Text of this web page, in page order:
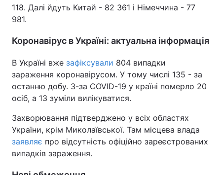
118. Далі йдуть Китай - 82 361 і Німеччина - 77
981.
Коронавірус в Україні: актуальна інформація
В Україні вже зафіксували 804 випадки
зараження коронавірусом. У тому числі 135 - за
останню добу. З-за COVID-19 у країні померло 20
осіб, а 13 зуміли вилікуватися.
Захворювання підтверджено у всіх областях
України, крім Миколаївської. Там місцева влада
заявляє про відсутність офіційно зареєстрованих
випадків зараження.